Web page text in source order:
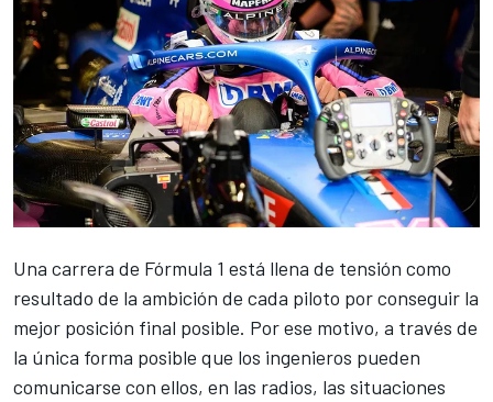
Una carrera de Fórmula 1 está llena de tensión como
resultado de la ambición de cada piloto por conseguir la
mejor posición final posible. Por ese motivo, a través de
la única forma posible que los ingenieros pueden
comunicarse con ellos, en las radios, las situaciones